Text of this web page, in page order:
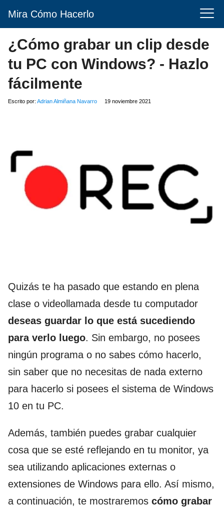
Mira Cómo Hacerlo
¿Cómo grabar un clip desde
tu PC con Windows? - Hazlo
fácilmente
Escrito por: Adrian Almiñana Navarro 19 noviembre 2021
Quizás te ha pasado que estando en plena
clase o videollamada desde tu computador
deseas guardar lo que está sucediendo
para verlo luego. Sin embargo, no posees
ningún programa o no sabes cómo hacerlo,
sin saber que no necesitas de nada externo
para hacerlo si posees el sistema de Windows
10 en tu PC.
Además, también puedes grabar cualquier
cosa que se esté reflejando en tu monitor, ya
sea utilizando aplicaciones externas o
extensiones de Windows para ello. Así mismo,
a continuación, te mostraremos cómo grabar